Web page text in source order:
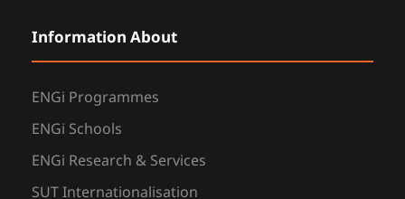
Information About
ENGi Programmes
ENGi Schools
ENGi Research & Services
SUT Internationalisation